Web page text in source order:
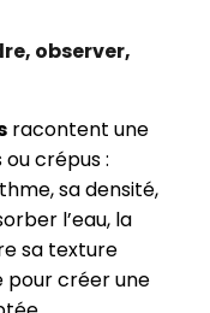
observer,
racontent une
ou crépus :
sa densité,
l’eau, la
sa texture
pour créer une